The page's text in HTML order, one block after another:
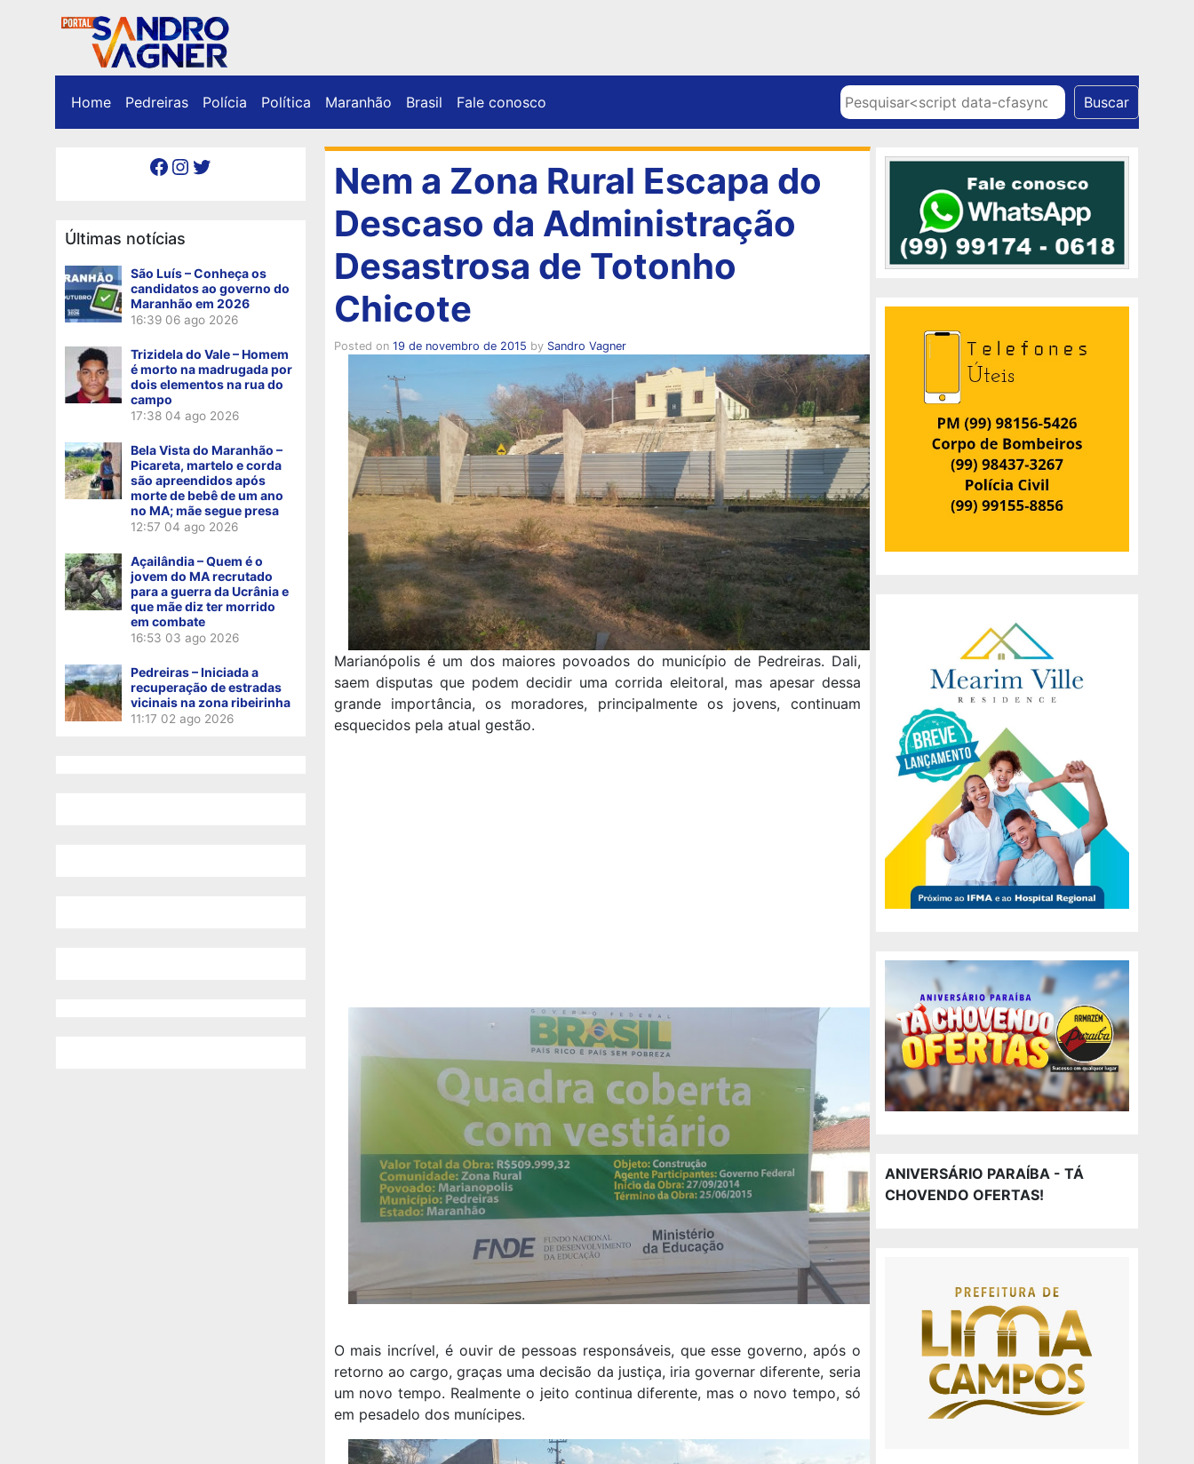
Home Pedreiras Polícia Política Maranhão Brasil Fale conosco Pesquisar Buscar
Facebook Instagram Twitter
Últimas notícias
São Luís – Conheça os
candidatos ao governo do
Maranhão em 2026
16:39 06 ago 2026
Trizidela do Vale – Homem
é morto na madrugada por
dois elementos na rua do
campo
17:38 04 ago 2026
Bela Vista do Maranhão –
Picareta, martelo e corda
são apreendidos após
morte de bebê de um ano
no MA; mãe segue presa
12:57 04 ago 2026
Açailândia – Quem é o
jovem do MA recrutado
para a guerra da Ucrânia e
que mãe diz ter morrido
em combate
16:53 03 ago 2026
Pedreiras – Iniciada a
recuperação de estradas
vicinais na zona ribeirinha
11:17 02 ago 2026
Nem a Zona Rural Escapa do
Descaso da Administração
Desastrosa de Totonho
Chicote
Posted on 19 de novembro de 2015 by Sandro Vagner
Marianópolis é um dos maiores povoados do município de Pedreiras. Dali,
saem disputas que podem decidir uma corrida eleitoral, mas apesar dessa
grande importância, os moradores, principalmente os jovens, continuam
esquecidos pela atual gestão.
O mais incrível, é ouvir de pessoas responsáveis, que esse governo, após o
retorno ao cargo, graças uma decisão da justiça, iria governar diferente, seria
um novo tempo. Realmente o jeito continua diferente, mas o novo tempo, só
em pesadelo dos munícipes.
ANIVERSÁRIO PARAÍBA - TÁ
CHOVENDO OFERTAS!